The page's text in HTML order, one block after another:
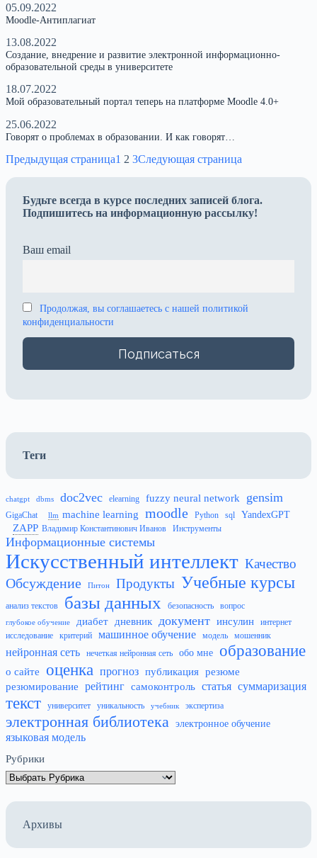
05.09.2022
Moodle-Антиплагиат
13.08.2022
Создание, внедрение и развитие электронной информационно-
образовательной среды в университете
18.07.2022
Мой образовательный портал теперь на платформе Moodle 4.0+
25.06.2022
Говорят о проблемах в образовании. И как говорят…
Предыдущая страница1 2 3Следующая страница
Будьте всегда в курсе последних записей блога.
Подпишитесь на информационную рассылку!
Ваш email
Продолжая, вы соглашаетесь с нашей политикой
конфиденциальности
Теги
chatgpt dbms doc2vec elearning fuzzy neural network gensim
GigaChat llm machine learning moodle Python sql YandexGPT
ZAPP Владимир Константинович Иванов Инструменты
Информационные системы
Искусственный интеллект Качество
Обсуждение Питон Продукты Учебные курсы
анализ текстов базы данных безопасность вопрос
глубокое обучение диабет дневник документ инсулин
интернет
исследование
критерий машинное обучение модель мошенник
нейронная сеть нечеткая нейронная сеть обо мне образование
о сайте оценка прогноз публикация резюме
резюмирование
рейтинг самоконтроль статья суммаризация
текст университет уникальность учебник экспертиза
электронная библиотека электронное обучение
языковая модель
Рубрики
Архивы